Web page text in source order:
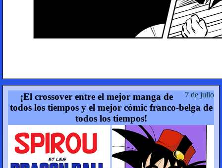
7 de julio
¡El crossover entre el mejor manga de
todos los tiempos y el mejor cómic franco-belga de
todos los tiempos!